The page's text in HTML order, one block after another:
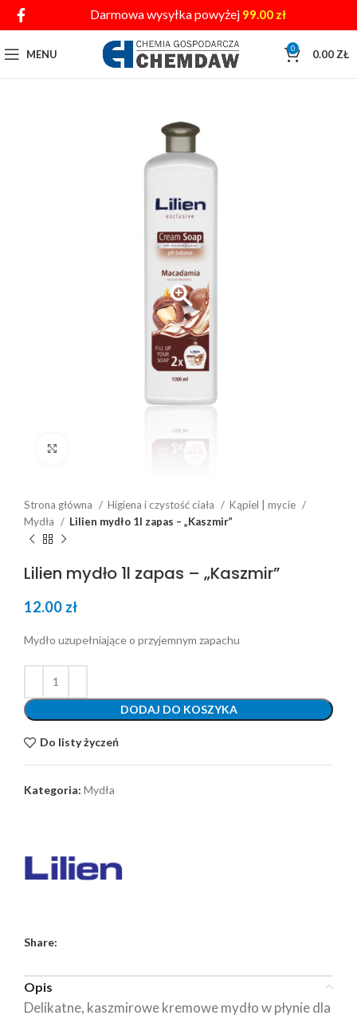
Darmowa wysyłka powyżej 99.00 zł
MENU 0 0.00 ZŁ
Strona główna Higiena i czystość ciała
Kąpiel | mycie
Mydła
Lilien mydło 1l zapas – „Kaszmir”
Lilien mydło 1l zapas – „Kaszmir”
12.00 zł
Mydło uzupełniające o przyjemnym zapachu
DODAJ DO KOSZYKA
Do listy życzeń
Kategoria: Mydła
Share:
Opis
Delikatne, kaszmirowe kremowe mydło w płynie dla